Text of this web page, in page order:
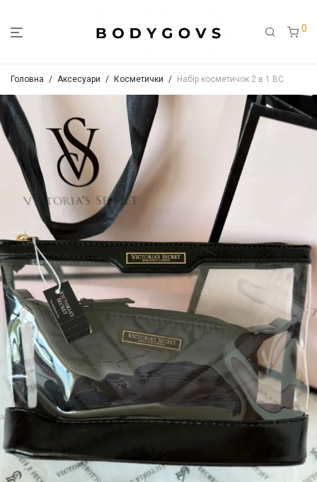
0
Головна / Аксесуари / Косметички / Набір косметичок 2 в 1 ВС